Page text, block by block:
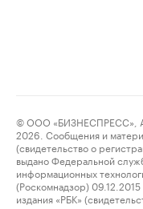
© ООО «БИЗНЕСПРЕСС»,
2026. Сообщения и
(свидетельство о
выдано Федеральной
информационных
(Роскомнадзор)
издания «РБК»